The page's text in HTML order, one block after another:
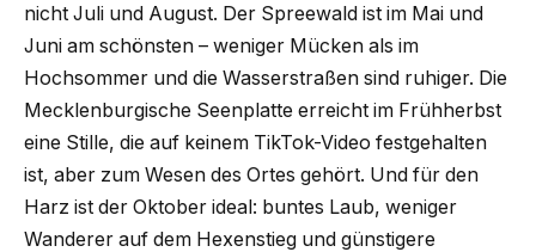
nicht Juli und August. Der Spreewald ist im Mai und
Juni am schönsten – weniger Mücken als im
Hochsommer und die Wasserstraßen sind ruhiger. Die
Mecklenburgische Seenplatte erreicht im Frühherbst
eine Stille, die auf keinem TikTok-Video festgehalten
ist, aber zum Wesen des Ortes gehört. Und für den
Harz ist der Oktober ideal: buntes Laub, weniger
Wanderer auf dem Hexenstieg und günstigere